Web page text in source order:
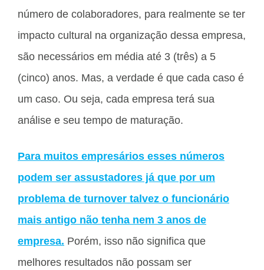
número de colaboradores, para realmente se ter
impacto cultural na organização dessa empresa,
são necessários em média até 3 (três) a 5
(cinco) anos. Mas, a verdade é que cada caso é
um caso. Ou seja, cada empresa terá sua
análise e seu tempo de maturação.
Para muitos empresários esses números
podem ser assustadores já que por um
problema de turnover talvez o funcionário
mais antigo não tenha nem 3 anos de
empresa. Porém, isso não significa que
melhores resultados não possam ser